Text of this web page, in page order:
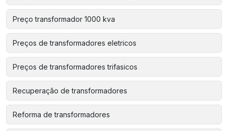
Preço transformador 1000 kva
Preços de transformadores eletricos
Preços de transformadores trifasicos
Recuperação de transformadores
Reforma de transformadores